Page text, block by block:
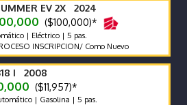
EV 2X 2024
($100,000)*
| Eléctrico | 5 pas.
INSCRIPCION/ Como Nuevo
I 2008
($11,957)*
| Gasolina | 5 pas.